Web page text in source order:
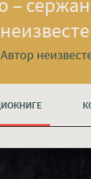
Автор